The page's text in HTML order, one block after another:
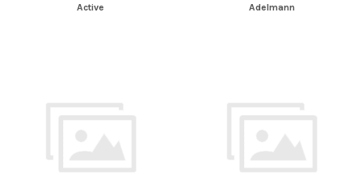
Active Adelmann